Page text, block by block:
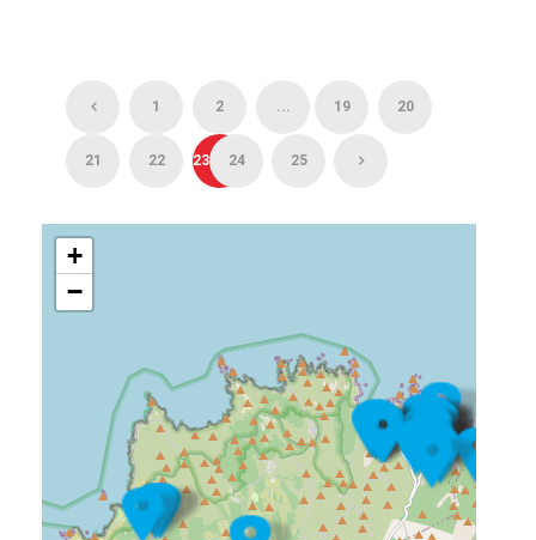
1 2 ... 19 20
21 22 23 24 25
+
−